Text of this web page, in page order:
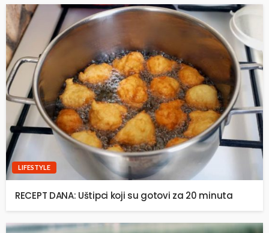
LIFESTYLE
RECEPT DANA: Uštipci koji su gotovi za 20 minuta